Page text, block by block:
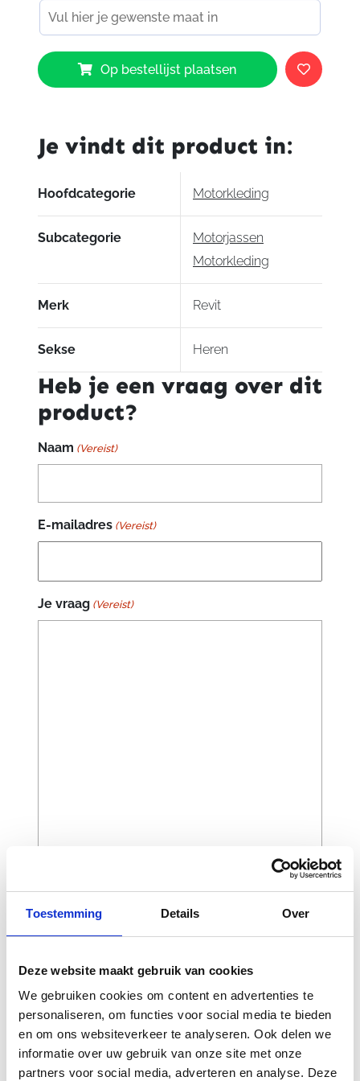
Toestemming Details Over
Deze website maakt gebruik van cookies
We gebruiken cookies om content en advertenties te
personaliseren, om functies voor social media te bieden
en om ons websiteverkeer te analyseren. Ook delen we
informatie over uw gebruik van onze site met onze
partners voor social media, adverteren en analyse. Deze
Revit
Echelon
GTX
Brown
aantal
Op bestellijst plaatsen
Je vindt dit product in:
Hoofdcategorie Motorkleding
Subcategorie
Motorjassen
Motorkleding
Merk Revit
Sekse Heren
Heb je een vraag over dit
product?
Naam (Vereist)
E-mailadres (Vereist)
Je vraag (Vereist)